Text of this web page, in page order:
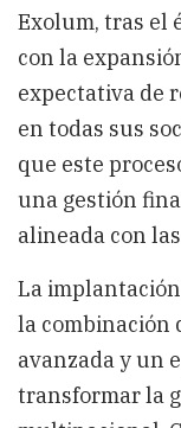
Exolum, tras el
con la
expectativa de
en todas sus
que este
una gestión
alineada con
La
la combinación
avanzada y un
transformar la